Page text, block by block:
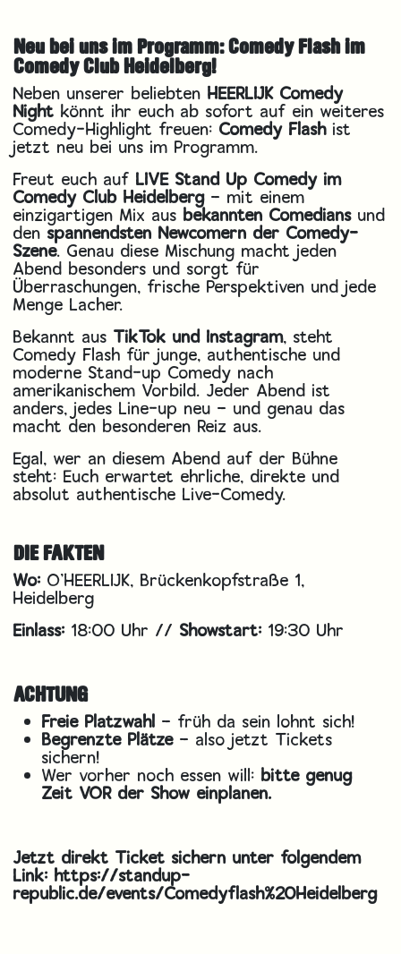
Neu bei uns im Programm: Comedy Flash im
Comedy Club Heidelberg!
Neben unserer beliebten HEERLIJK Comedy
Night könnt ihr euch ab sofort auf ein weiteres
Comedy-Highlight freuen: Comedy Flash ist
jetzt neu bei uns im Programm.
Freut euch auf LIVE Stand Up Comedy im
Comedy Club Heidelberg – mit einem
einzigartigen Mix aus bekannten Comedians und
den spannendsten Newcomern der Comedy-
Szene. Genau diese Mischung macht jeden
Abend besonders und sorgt für
Überraschungen, frische Perspektiven und jede
Menge Lacher.
Bekannt aus TikTok und Instagram, steht
Comedy Flash für junge, authentische und
moderne Stand-up Comedy nach
amerikanischem Vorbild. Jeder Abend ist
anders, jedes Line-up neu – und genau das
macht den besonderen Reiz aus.
Egal, wer an diesem Abend auf der Bühne
steht: Euch erwartet ehrliche, direkte und
absolut authentische Live-Comedy.
DIE FAKTEN
Wo: O’HEERLIJK, Brückenkopfstraße 1,
Heidelberg
Einlass: 18:00 Uhr // Showstart: 19:30 Uhr
ACHTUNG
Freie Platzwahl – früh da sein lohnt sich!
Begrenzte Plätze – also jetzt Tickets
sichern!
Wer vorher noch essen will: bitte genug
Zeit VOR der Show einplanen.
Jetzt direkt Ticket sichern unter folgendem
Link: https://standup-
republic.de/events/Comedyflash%20Heidelberg